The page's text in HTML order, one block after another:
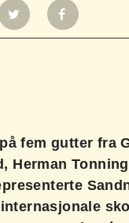
fem gutter fra
Herman